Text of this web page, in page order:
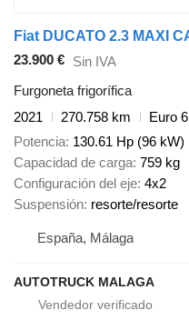
23.900 € Sin IVA
Furgoneta frigorífica
2021
270.758 km
Euro 6
Potencia 130.61 Hp (96 kW)
Capacidad de carga 759 kg
Configuración del eje 4x2
Suspensión resorte/resorte
España, Málaga
AUTOTRUCK MALAGA